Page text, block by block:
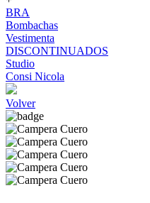
BRA
Bombachas
Vestimenta
DISCONTINUADOS
Studio
Consi Nicola
Volver